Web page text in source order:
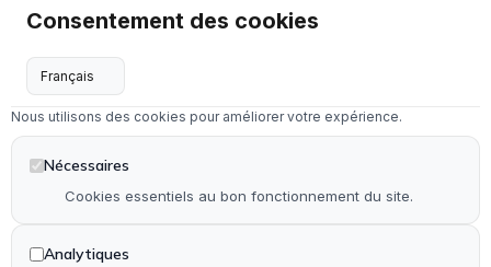
Services
Menuiserie intérieure & extérieure
Dépannage en serrurerie et vitrerie
Installation & rénovation de salle de bain
Installation & rénovation de cuisine
Pose de terrasse & contour de piscine en bois
Pose de parquet (stratifié, PVC et bois)
Consentement des cookies
Nous utilisons des cookies pour améliorer votre expérience.
Nécessaires
Cookies essentiels au bon fonctionnement du site.
Analytiques